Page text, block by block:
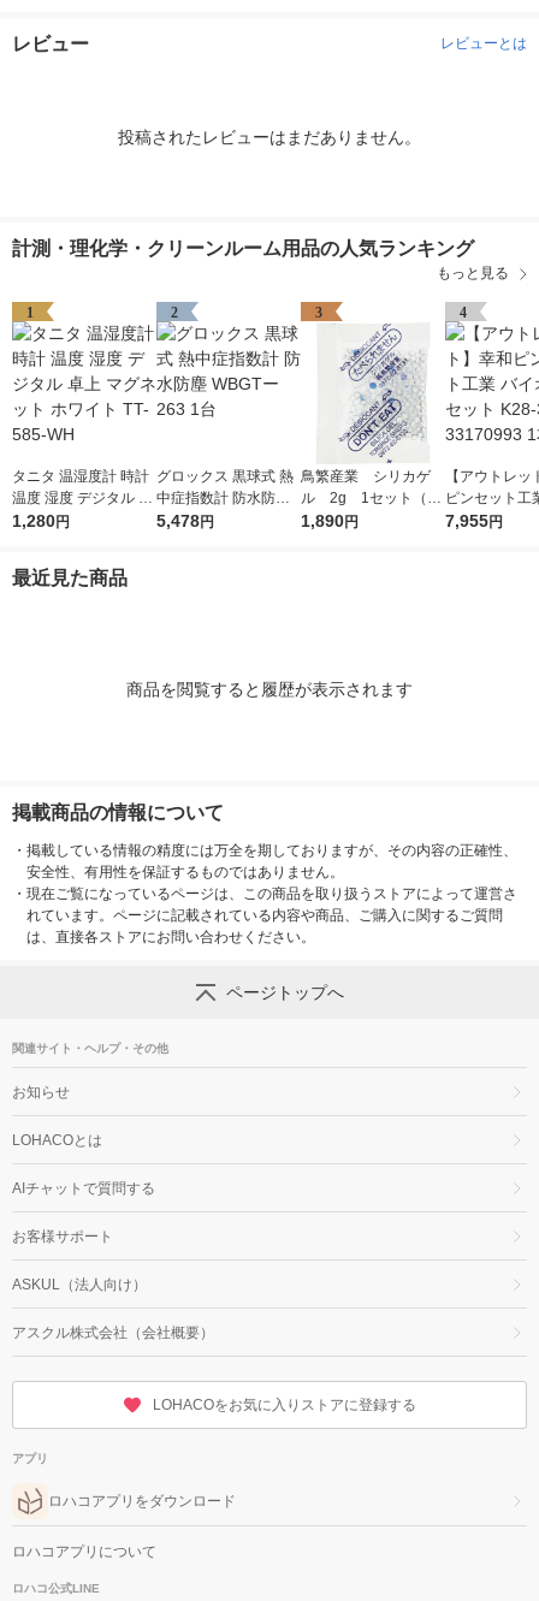
レビュー レビューとは
投稿されたレビューはまだありません。
計測・理化学・クリーンルーム用品の人気ランキング
もっと見る
1
タニタ 温湿度計 時計
温度 湿度 デジタル 卓
上 マグネット ホワイ
1,280円
2
グロックス 黒球式 熱
中症指数計 防水防塵
WBGTー263 1台
5,478円
3
鳥繁産業 シリカゲ
ル 2g 1セット（50
0個：100個入×5袋）
1,890円
4
【アウトレッ
ピンセット工
オピンセット
7,955円
最近見た商品
商品を閲覧すると履歴が表示されます
掲載商品の情報について
・ 掲載している情報の精度には万全を期しておりますが、その内容の正確性、
安全性、有用性を保証するものではありません。
・ 現在ご覧になっているページは、この商品を取り扱うストアによって運営さ
れています。ページに記載されている内容や商品、ご購入に関するご質問
は、直接各ストアにお問い合わせください。
ページトップへ
関連サイト・ヘルプ・その他
お知らせ
LOHACOとは
AIチャットで質問する
お客様サポート
ASKUL（法人向け）
アスクル株式会社（会社概要）
LOHACOをお気に入りストアに登録する
アプリ
ロハコアプリをダウンロード
ロハコアプリについて
ロハコ公式LINE